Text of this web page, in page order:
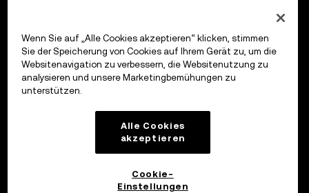
Wenn Sie auf „Alle Cookies akzeptieren“ klicken, stimmen
Sie der Speicherung von Cookies auf Ihrem Gerät zu, um die
Websitenavigation zu verbessern, die Websitenutzung zu
analysieren und unsere Marketingbemühungen zu
unterstützen.
Alle Cookies
akzeptieren
Cookie-
Einstellungen